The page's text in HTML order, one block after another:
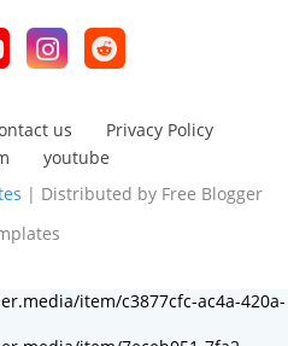
us
Privacy Policy
youtube
| Distributed by Free Blogger
item/c3877cfc-ac4a-420a-